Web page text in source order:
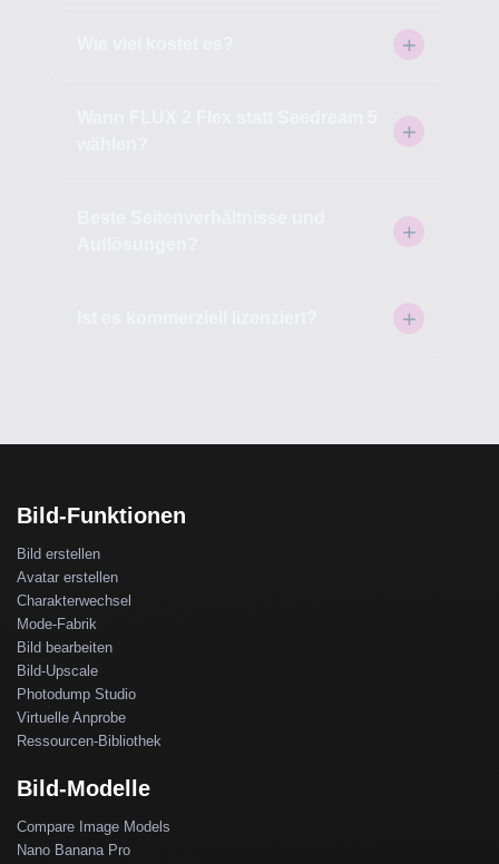
Bild-Funktionen
Bild erstellen
Avatar erstellen
Charakterwechsel
Mode-Fabrik
Bild bearbeiten
Bild-Upscale
Photodump Studio
Virtuelle Anprobe
Ressourcen-Bibliothek
Bild-Modelle
Compare Image Models
Nano Banana Pro